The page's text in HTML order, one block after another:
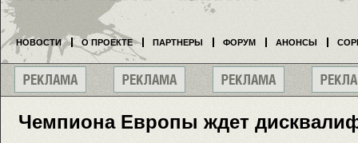
Чемпиона Европы ждет
НОВОСТИ О ПРОЕКТЕ ПАРТНЕРЫ ФОРУМ АНОНСЫ